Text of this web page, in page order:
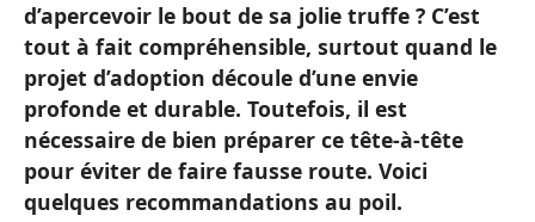
d’apercevoir le bout de sa jolie truffe ? C’est
tout à fait compréhensible, surtout quand le
projet d’adoption découle d’une envie
profonde et durable. Toutefois, il est
nécessaire de bien préparer ce tête-à-tête
pour éviter de faire fausse route. Voici
quelques recommandations au poil.